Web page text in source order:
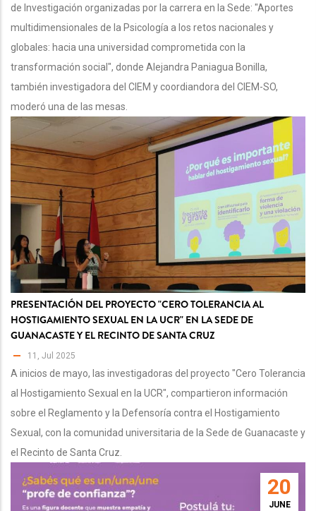
de Investigación organizadas por la carrera en la Sede: "Aportes
multidimensionales de la Psicología a los retos nacionales y
globales: hacia una universidad comprometida con la
transformación social", donde Alejandra Paniagua Bonilla,
también investigadora del CIEM y coordiandora del CIEM-SO,
moderó una de las mesas.
PRESENTACIÓN DEL PROYECTO "CERO TOLERANCIA AL
HOSTIGAMIENTO SEXUAL EN LA UCR" EN LA SEDE DE
GUANACASTE Y EL RECINTO DE SANTA CRUZ
11, Jul 2025
A inicios de mayo, las investigadoras del proyecto "Cero Tolerancia
al Hostigamiento Sexual en la UCR", compartieron información
sobre el Reglamento y la Defensoría contra el Hostigamiento
Sexual, con la comunidad universitaria de la Sede de Guanacaste y
el Recinto de Santa Cruz.
20
JUNE